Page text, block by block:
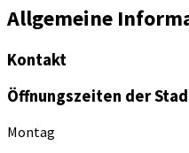
Allgemeine
Kontakt
Öffnungszeiten der
Montag